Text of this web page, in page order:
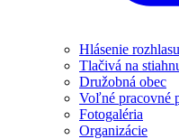
Hlásenie rozhlasu
Tlačivá na
Družobná obec
Voľné pracovné
Fotogaléria
Organizácie